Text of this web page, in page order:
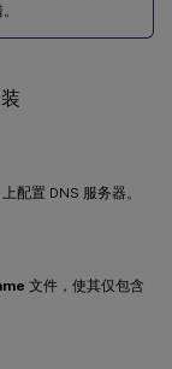
配置 DNS 服务器。
文件，使其仅包含